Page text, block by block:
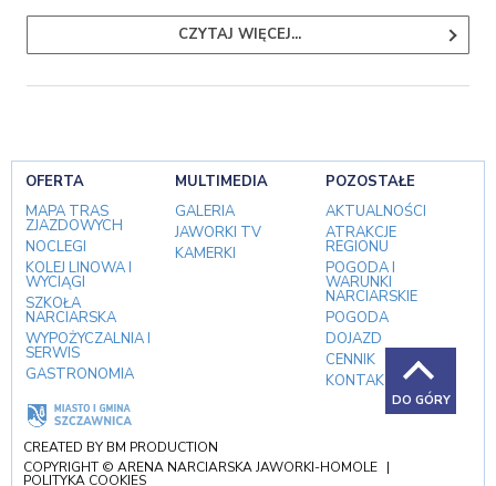
CZYTAJ WIĘCEJ...
OFERTA
MAPA TRAS
ZJAZDOWYCH
NOCLEGI
KOLEJ LINOWA I
WYCIĄGI
SZKOŁA
NARCIARSKA
WYPOŻYCZALNIA I
SERWIS
GASTRONOMIA
MULTIMEDIA
GALERIA
JAWORKI TV
KAMERKI
POZOSTAŁE
AKTUALNOŚCI
ATRAKCJE
REGIONU
POGODA I
WARUNKI
NARCIARSKIE
POGODA
DOJAZD
CENNIK
KONTAKT
CREATED BY BM PRODUCTION
COPYRIGHT © ARENA NARCIARSKA JAWORKI-HOMOLE |
POLITYKA COOKIES
DO GÓRY